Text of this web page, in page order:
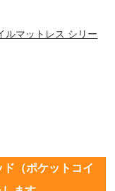
ルマットレス シリー
ド（ポケットコイ